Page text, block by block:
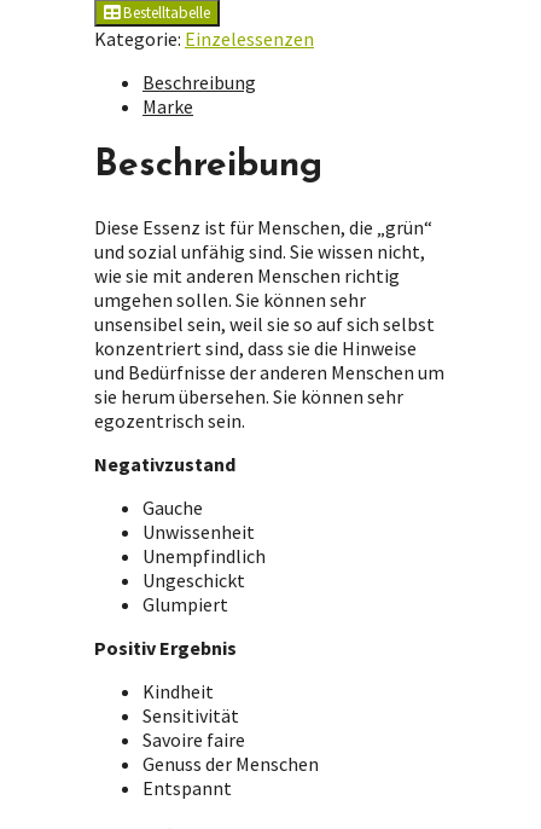
Bestelltabelle
Kategorie: Einzelessenzen
Beschreibung
Marke
Beschreibung
Diese Essenz ist für Menschen, die „grün“
und sozial unfähig sind. Sie wissen nicht,
wie sie mit anderen Menschen richtig
umgehen sollen. Sie können sehr
unsensibel sein, weil sie so auf sich selbst
konzentriert sind, dass sie die Hinweise
und Bedürfnisse der anderen Menschen um
sie herum übersehen. Sie können sehr
egozentrisch sein.
Negativzustand
Gauche
Unwissenheit
Unempfindlich
Ungeschickt
Glumpiert
Positiv Ergebnis
Kindheit
Sensitivität
Savoire faire
Genuss der Menschen
Entspannt